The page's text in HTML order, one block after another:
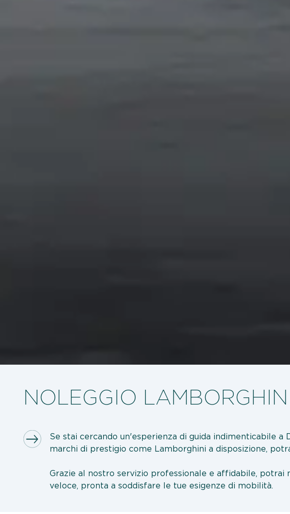
NOLEGGIO
Se stai cercando un'esperienza di guida indimenticabile
marchi di prestigio come Lamborghini a disposizione,
Grazie al nostro servizio professionale e affidabile,
veloce, pronta a soddisfare le tue esigenze di mobilità.